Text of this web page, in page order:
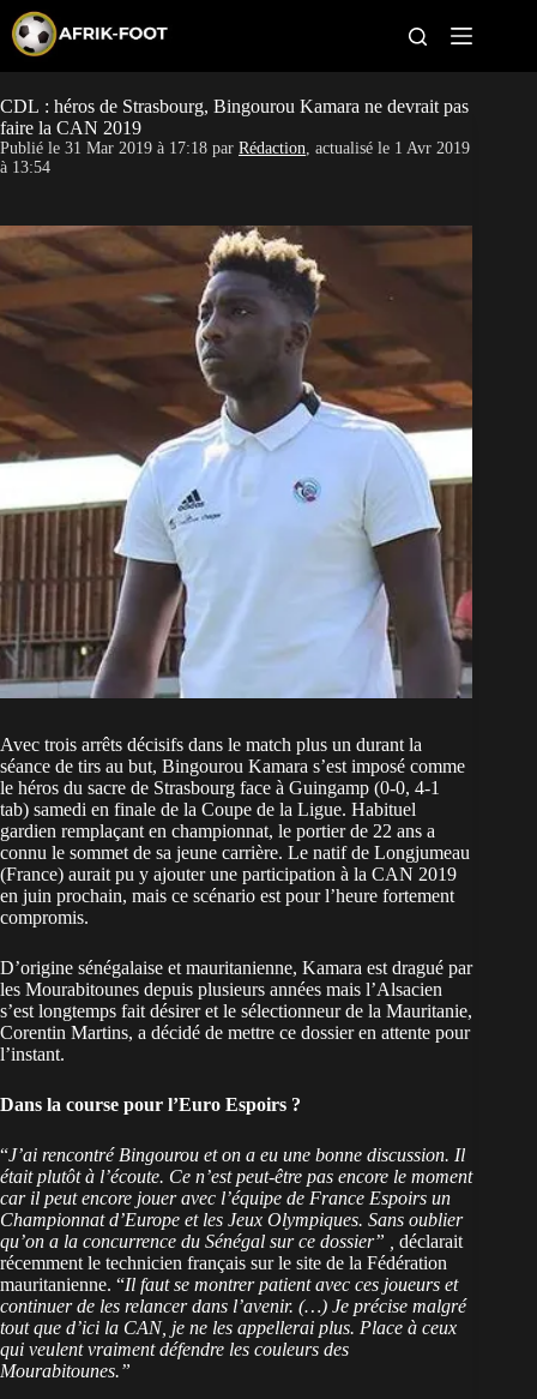
p
o
c
o
e
n
CAN féminine
Pays
Clubs
Classement
Paris sportifs
CDL : héros de Strasbourg, Bingourou Kamara ne devrait pas
faire la CAN 2019
Publié le 31 Mar 2019 à 17:18 par Rédaction, actualisé le 1 Avr 2019
à 13:54
Avec trois arrêts décisifs dans le match plus un durant la
séance de tirs au but, Bingourou Kamara s’est imposé comme
le héros du sacre de Strasbourg face à Guingamp (0-0, 4-1
tab) samedi en finale de la Coupe de la Ligue. Habituel
gardien remplaçant en championnat, le portier de 22 ans a
connu le sommet de sa jeune carrière. Le natif de Longjumeau
(France) aurait pu y ajouter une participation à la CAN 2019
en juin prochain, mais ce scénario est pour l’heure fortement
compromis.
D’origine sénégalaise et mauritanienne, Kamara est dragué par
les Mourabitounes depuis plusieurs années mais l’Alsacien
s’est longtemps fait désirer et le sélectionneur de la Mauritanie,
Corentin Martins, a décidé de mettre ce dossier en attente pour
l’instant.
Dans la course pour l’Euro Espoirs ?
“J’ai rencontré Bingourou et on a eu une bonne discussion. Il
était plutôt à l’écoute. Ce n’est peut-être pas encore le moment
car il peut encore jouer avec l’équipe de France Espoirs un
Championnat d’Europe et les Jeux Olympiques. Sans oublier
qu’on a la concurrence du Sénégal sur ce dossier” , déclarait
récemment le technicien français sur le site de la Fédération
mauritanienne. “Il faut se montrer patient avec ces joueurs et
continuer de les relancer dans l’avenir. (…) Je précise malgré
tout que d’ici la CAN, je ne les appellerai plus. Place à ceux
qui veulent vraiment défendre les couleurs des
Mourabitounes.”